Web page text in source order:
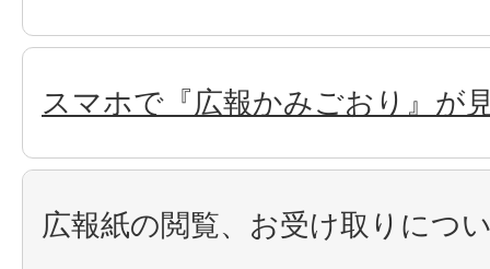
スマホで『広報かみごおり』が
広報紙の閲覧、お受け取りにつ